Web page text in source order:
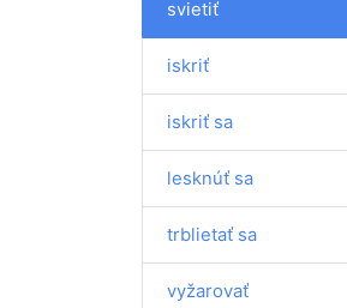
svietiť
iskriť
iskriť sa
lesknúť sa
trblietať sa
vyžarovať